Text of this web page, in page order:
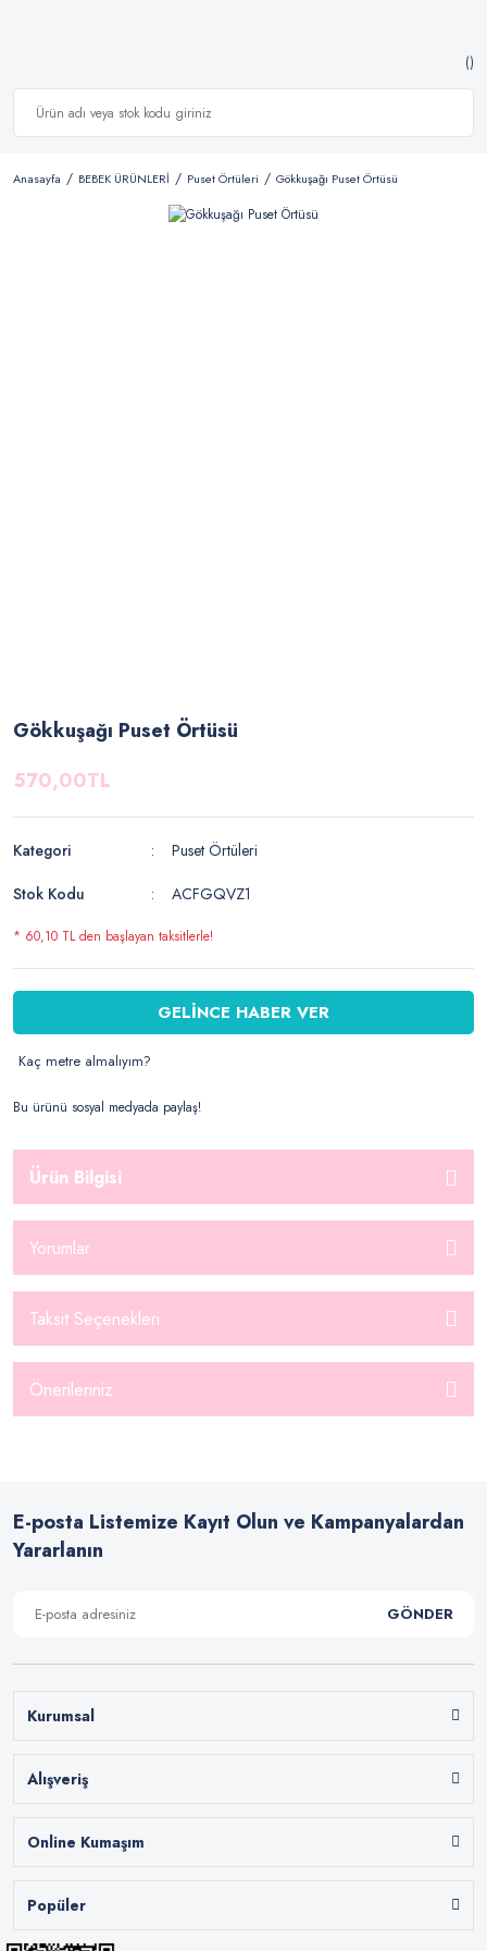
Anasayfa BEBEK ÜRÜNLERİ Puset Örtüleri Gökkuşağı Puset Örtüsü
Gökkuşağı Puset Örtüsü
570,00TL
Kategori
Puset Örtüleri
Stok Kodu
ACFGQVZ1
* 60,10 TL den başlayan taksitlerle!
GELİNCE HABER VER
Kaç metre almalıyım?
Bu ürünü sosyal medyada paylaş!
Ürün Bilgisi
Yorumlar
Taksit Seçenekleri
Önerileriniz
E-posta Listemize Kayıt Olun ve Kampanyalardan
Yararlanın
GÖNDER
Kurumsal
Alışveriş
Online Kumaşım
Popüler